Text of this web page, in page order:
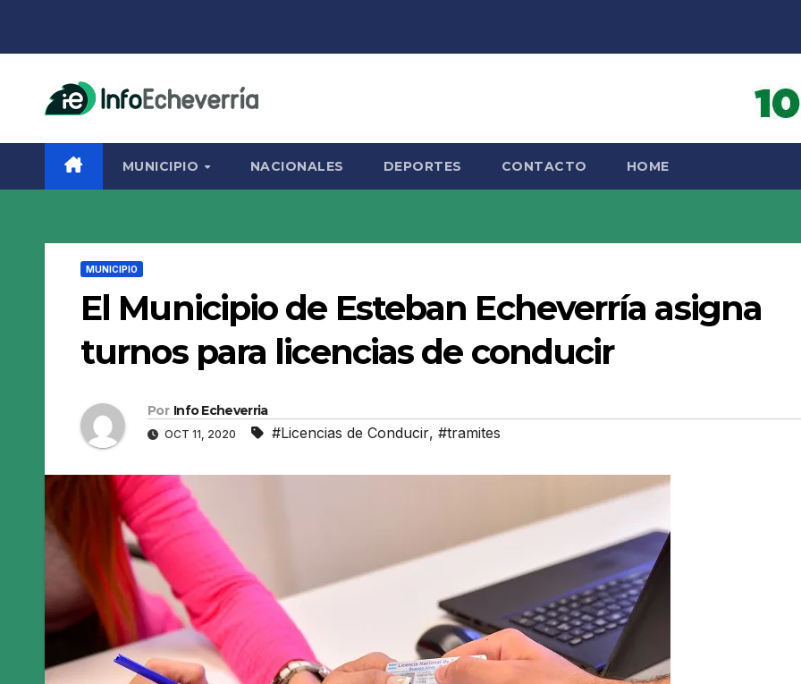
MUNICIPIO NACIONALES DEPORTES CONTACTO HOME
MUNICIPIO
El Municipio de Esteban Echeverría asigna
turnos para licencias de conducir
Por Info Echeverria
OCT 11, 2020 #Licencias de Conducir, #tramites